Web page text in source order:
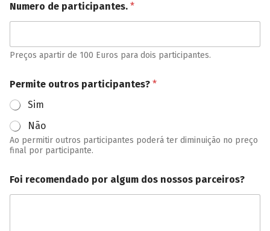
r
Numero de participantes. *
Preços apartir de 100 Euros para dois participantes.
Permite outros participantes? *
Sim
Não
Ao permitir outros participantes poderá ter diminuição no preço
final por participante.
Foi recomendado por algum dos nossos parceiros?